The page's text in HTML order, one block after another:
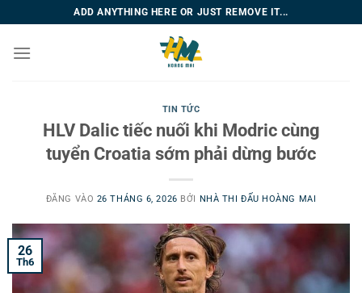
qua
nội
ADD ANYTHING HERE OR JUST REMOVE IT...
TIN TỨC
HLV Dalic tiếc nuối khi Modric cùng
tuyển Croatia sớm phải dừng bước
ĐĂNG VÀO 26 THÁNG 6, 2026 BỞI NHÀ THI ĐẤU HOÀNG MAI
26
Th6